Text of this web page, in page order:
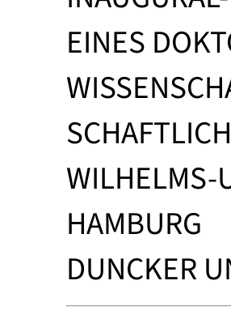
EINES
WILHELMS-
HAMBURG
DUNCKER